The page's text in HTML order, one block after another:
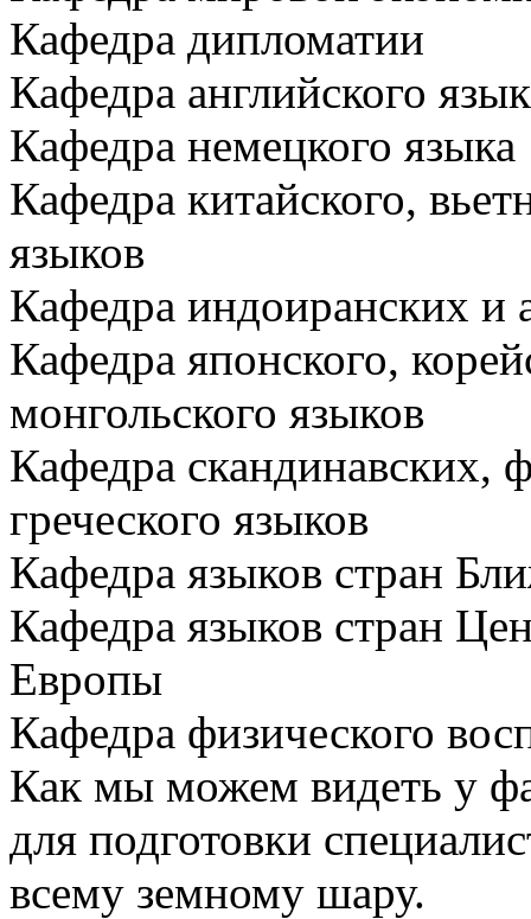
Кафедра дипломатии
Кафедра английского
Кафедра немецкого языка
Кафедра китайского,
языков
Кафедра индоиранских и
Кафедра японского,
монгольского языков
Кафедра скандинавских,
греческого языков
Кафедра языков стран
Кафедра языков стран
Европы
Кафедра физического
Как мы можем видеть у
для подготовки
всему земному шару.